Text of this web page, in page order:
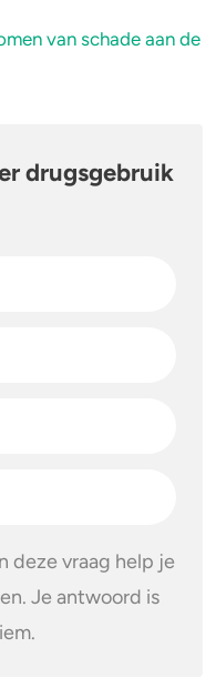
van schade aan de
drugsgebruik
deze vraag help je
Je antwoord is